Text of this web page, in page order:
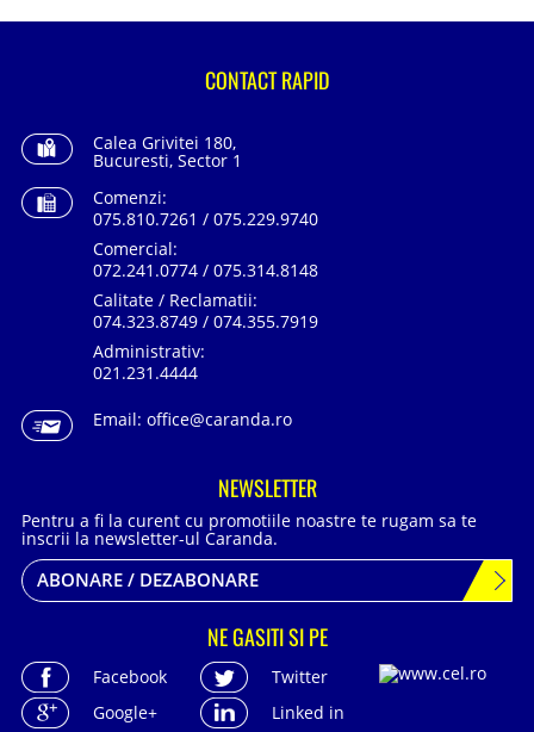
CONTACT RAPID
Calea Grivitei 180,
Bucuresti, Sector 1
Comenzi:
075.810.7261 / 075.229.9740
Comercial:
072.241.0774 / 075.314.8148
Calitate / Reclamatii:
074.323.8749 / 074.355.7919
Administrativ:
021.231.4444
Email: office@caranda.ro
NEWSLETTER
Pentru a fi la curent cu promotiile noastre te rugam sa te
inscrii la newsletter-ul Caranda.
ABONARE / DEZABONARE
NE GASITI SI PE
Facebook
Twitter
Google+
Linked in